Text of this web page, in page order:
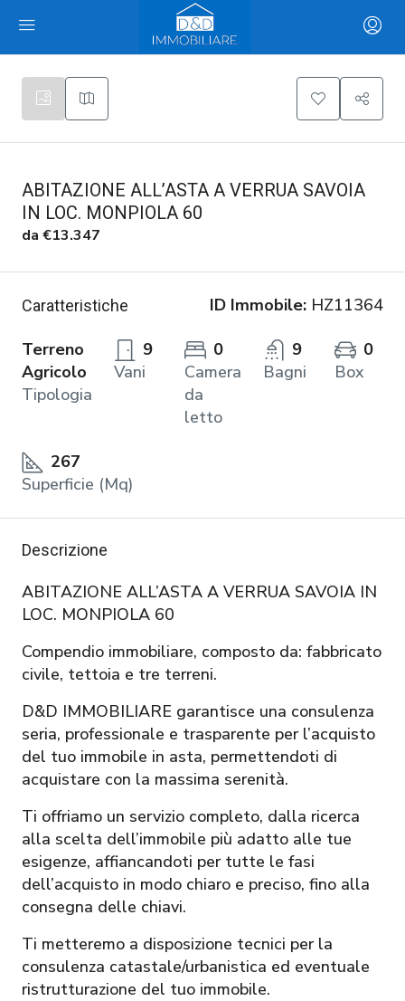
ABITAZIONE ALL’ASTA A VERRUA SAVOIA
IN LOC. MONPIOLA 60
da €13.347
Caratteristiche ID Immobile: HZ11364
Terreno
Agricolo
Tipologia
9
Vani
0
Camera
da
letto
9
Bagni
0
Box
267
Superficie (Mq)
Descrizione
ABITAZIONE ALL’ASTA A VERRUA SAVOIA IN
LOC. MONPIOLA 60
Compendio immobiliare, composto da: fabbricato
civile, tettoia e tre terreni.
D&D IMMOBILIARE garantisce una consulenza
seria, professionale e trasparente per l’acquisto
del tuo immobile in asta, permettendoti di
acquistare con la massima serenità.
Ti offriamo un servizio completo, dalla ricerca
alla scelta dell’immobile più adatto alle tue
esigenze, affiancandoti per tutte le fasi
dell’acquisto in modo chiaro e preciso, fino alla
consegna delle chiavi.
Ti metteremo a disposizione tecnici per la
consulenza catastale/urbanistica ed eventuale
ristrutturazione del tuo immobile.